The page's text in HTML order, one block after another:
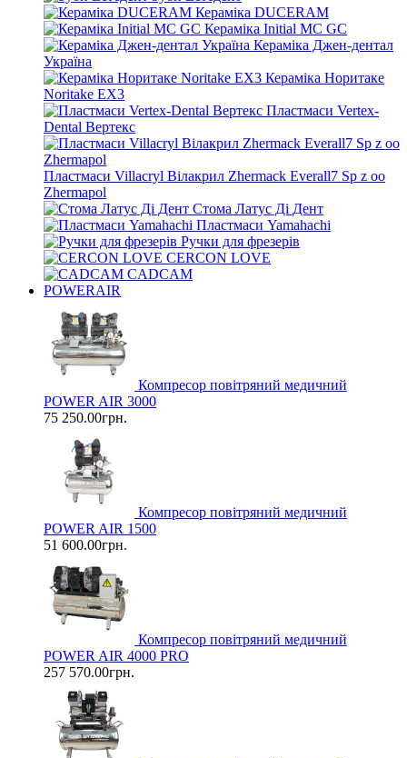
Кераміка DUCERAM
Кераміка Initial MC GC
Кераміка Джен-дентал
Україна
Кераміка Норитаке
Noritake EX3
Пластмаси Vertex-
Dental Вертекс
Пластмаси Villacryl Вілакрил Zhermack Everall7 Sp z oo
Zhermapol
Стома Латус Ді Дент
Пластмаси Yamahachi
Ручки для фрезерів
CERCON LOVE
CADCAM
POWERAIR
Компресор повітряний медичний
POWER AIR 3000
75 250.00грн.
Компресор повітряний медичний
POWER AIR 1500
51 600.00грн.
Компресор повітряний медичний
POWER AIR 4000 PRO
257 570.00грн.